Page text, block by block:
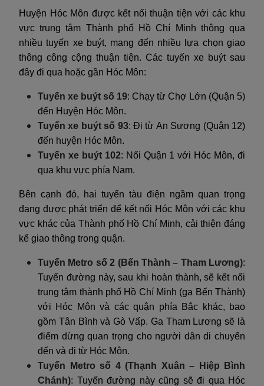
Huyện Hóc Môn được kết nối thuận tiện với các khu
vực trung tâm Thành phố Hồ Chí Minh thông qua
nhiều tuyến xe buýt, mang đến nhiều lựa chọn giao
thông công cộng thuận tiện. Các tuyến xe buýt sau
đây đi qua hoặc gần Hóc Môn:
Tuyến xe buýt số 19: Chạy từ Chợ Lớn (Quận 5)
đến Huyện Hóc Môn.
Tuyến xe buýt số 93: Đi từ An Sương (Quận 12)
đến huyện Hóc Môn.
Tuyến xe buýt 102: Nối Quận 1 với Hóc Môn, đi
qua khu vực phía Nam.
Bên cạnh đó, hai tuyến tàu điện ngầm quan trọng
đang được phát triển để kết nối Hóc Môn với các khu
vực khác của Thành phố Hồ Chí Minh, cải thiện đáng
kể giao thông trong quận.
Tuyến Metro số 2 (Bến Thành – Tham Lương):
Tuyến đường này, sau khi hoàn thành, sẽ kết nối
trung tâm thành phố Hồ Chí Minh (ga Bến Thành)
với Hóc Môn và các quận phía Bắc khác, bao
gồm Tân Bình và Gò Vấp. Ga Tham Lương sẽ là
điểm dừng quan trọng cho người dân di chuyển
đến và đi từ Hóc Môn.
Tuyến Metro số 4 (Thạnh Xuân – Hiệp Bình
Chánh): Tuyến đường này cũng sẽ đi qua Hóc